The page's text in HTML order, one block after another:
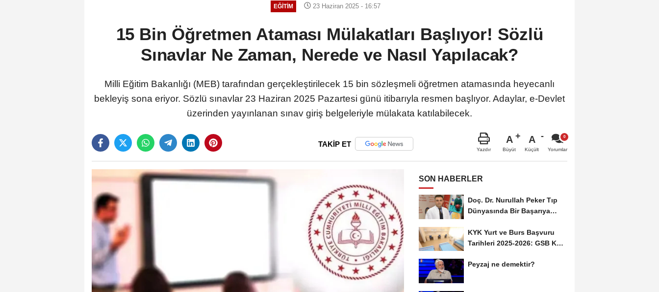
EĞITIM 23 Haziran 2025 - 16:57
15 Bin Öğretmen Ataması Mülakatları Başlıyor! Sözlü
Sınavlar Ne Zaman, Nerede ve Nasıl Yapılacak?
Milli Eğitim Bakanlığı (MEB) tarafından gerçekleştirilecek 15 bin sözleşmeli öğretmen atamasında heyecanlı
bekleyiş sona eriyor. Sözlü sınavlar 23 Haziran 2025 Pazartesi günü itibarıyla resmen başlıyor. Adaylar, e-Devlet
üzerinden yayınlanan sınav giriş belgeleriyle mülakata katılabilecek.
TAKİP ET
Yazdır
A
Büyüt
A
Küçült Yorumlar
SON HABERLER
Doç. Dr. Nurullah Peker Tıp
Dünyasında Bir Başarıya
KYK Yurt ve Burs Başvuru
Tarihleri 2025-2026: GSB KYK
Peyzaj ne demektir?